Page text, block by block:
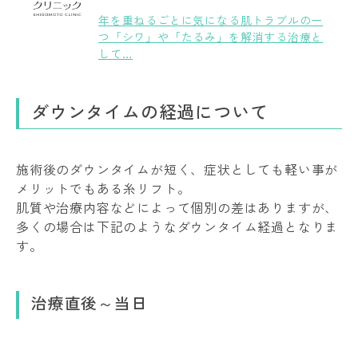
年を重ねるごとに気になる肌トラブルの一
つ「シワ」や「たるみ」を解消する治療と
して…
ダウンタイムの経過について
施術後のダウンタイムが短く、症状としても軽い事が
メリットでもある糸リフト。
肌質や治療内容などによって個別の差はありますが、
多くの場合は下記のようなダウンタイム経過となりま
す。
治療直後～当日